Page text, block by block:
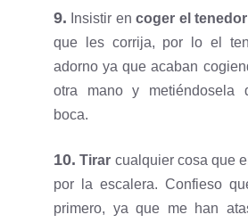
9. Insistir encoger el tenedor
que les corrija, por lo el
adorno ya que acaban
otra mano y metiéndosela
boca.
10. Tirar cualquier cosa que
por la escalera. Confieso
primero, ya que me han